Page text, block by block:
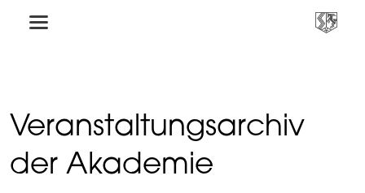
Veranstaltungsarchiv
der Akademie